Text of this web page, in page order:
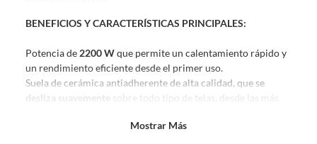
electrónica, por ejemplo, cupones de experiencia o programas
Productos a pedido o confeccionados a medida.
Productos que han sido informados como imperfectos, usados,
reparados, abiertos, de segunda selección, remanufacturados o
con alguna deficiencia, que sean comprados en esa condición a
BENEFICIOS Y CARACTERÍSTICAS PRINCIPALES:
Potencia de 2200 Wque permite un calentamiento rápido y
un rendimiento eficiente desde el primer uso.
Suela de cerámica antiadherente de alta calidad, que se
desliza suavemente
sobre todo tipo de telas, desde las más
Cuatro niveles de temperaturapara adaptar el calor según
Mostrar Más